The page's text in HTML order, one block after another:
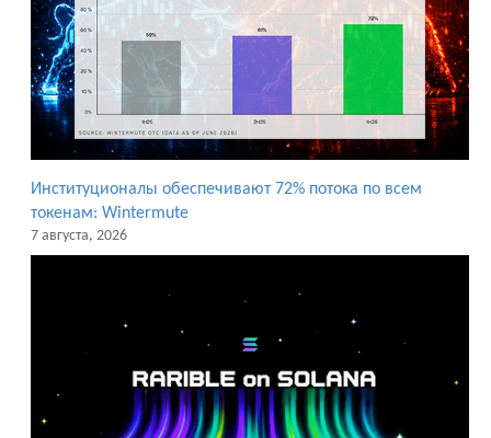
Институционалы обеспечивают 72% потока по всем
токенам: Wintermute
7 августа, 2026